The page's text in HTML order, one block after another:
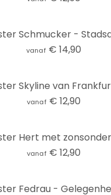
vanaf € 14,90
vanaf € 12,90
vanaf € 12,90